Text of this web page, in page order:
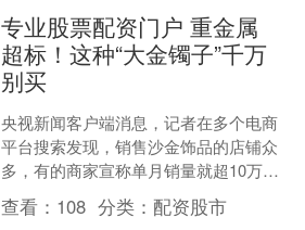
专业股票配资门户 重金属
超标！这种“大金镯子”千万
别买
央视新闻客户端消息，记者在多个电商
平台搜索发现，销售沙金饰品的店铺众
多，有的商家宣称单月销量就超10万
件。这些看起来形似黄金、在线上线下
大量销售的所谓“沙金”饰....
查看： 108 分类：配资股市